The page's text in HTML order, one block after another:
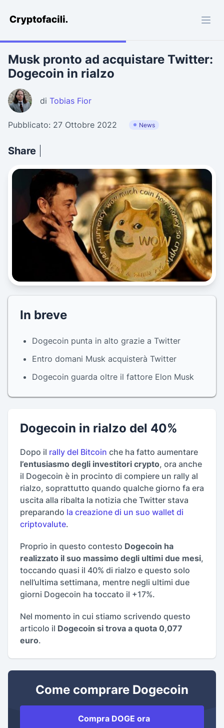
Cryptofacili.com
Musk pronto ad acquistare Twitter:
Dogecoin in rialzo
di Tobias Fior
Pubblicato: 27 Ottobre 2022 News
Share
In breve
Dogecoin punta in alto grazie a Twitter
Entro domani Musk acquisterà Twitter
Dogecoin guarda oltre il fattore Elon Musk
Dogecoin in rialzo del 40%
Dopo il rally del Bitcoin che ha fatto aumentare
l’entusiasmo degli investitori crypto, ora anche
il Dogecoin è in procinto di compiere un rally al
rialzo, soprattutto quando qualche giorno fa era
uscita alla ribalta la notizia che Twitter stava
preparando la creazione di un suo wallet di
criptovalute.
Proprio in questo contesto Dogecoin ha
realizzato il suo massimo degli ultimi due mesi,
toccando quasi il 40% di rialzo e questo solo
nell’ultima settimana, mentre negli ultimi due
giorni Dogecoin ha toccato il +17%.
Nel momento in cui stiamo scrivendo questo
articolo il Dogecoin si trova a quota 0,077
euro.
Come comprare Dogecoin
Compra DOGE ora